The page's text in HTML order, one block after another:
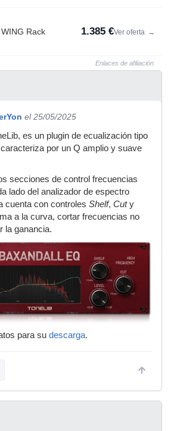
Rack 1.385 €Ver oferta →
Enlaces de afiliación
el 25/05/2025
es un plugin de ecualización tipo
por un Q amplio y suave
secciones de control frecuencias
lado del analizador de espectro
cuenta con controles Shelf, Cuty
a la curva, cortar frecuencias no
la ganancia.
para su descarga.